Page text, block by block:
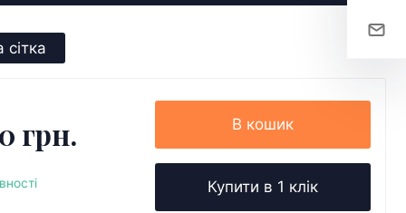
сітка
грн. В кошик
Купити в 1 клік